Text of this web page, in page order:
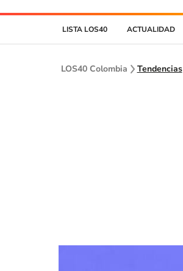
LISTA LOS40 ACTUALIDAD
LOS40 Colombia Tendencias